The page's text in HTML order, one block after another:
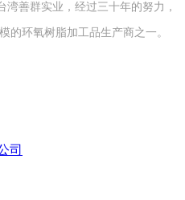
湾善群实业，经过三十年的努力，
的环氧树脂加工品生产商之一。
司